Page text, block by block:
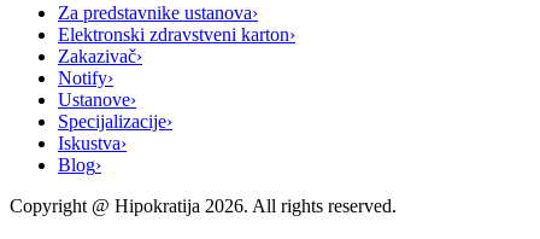
Za predstavnike ustanova›
Elektronski zdravstveni karton›
Zakazivač›
Notify›
Ustanove›
Specijalizacije›
Iskustva›
Blog›
Copyright @ Hipokratija 2026. All rights reserved.